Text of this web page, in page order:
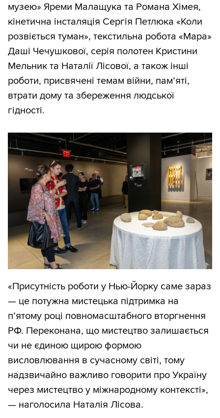
музею» Яреми Малащука та Романа Хімея,
кінетична інсталяція Сергія Петлюка «Коли
розвіється туман», текстильна робота «Мара»
Даші Чечушкової, серія полотен Кристини
Мельник та Наталії Лісової, а також інші
роботи, присвячені темам війни, пам’яті,
втрати дому та збереження людської
гідності.
«Присутність роботи у Нью-Йорку саме зараз
— це потужна мистецька підтримка на
п’ятому році повномасштабного вторгнення
РФ. Переконана, що мистецтво залишається
чи не єдиною щирою формою
висловлювання в сучасному світі, тому
надзвичайно важливо говорити про Україну
через мистецтво у міжнародному контексті»,
— наголосила Наталія Лісова.